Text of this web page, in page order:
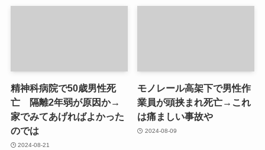
精神科病院で50歳男性死
亡 隔離2年弱が原因か→
家でみてあげればよかった
のでは
2024-08-21
モノレール高架下で男性作
業員が頭挟まれ死亡→これ
は痛ましい事故や
2024-08-09